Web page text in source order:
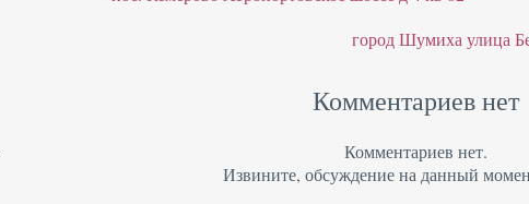
город Шумиха улица
Комментариев нет
Комментариев нет.
Извините, обсуждение на данный